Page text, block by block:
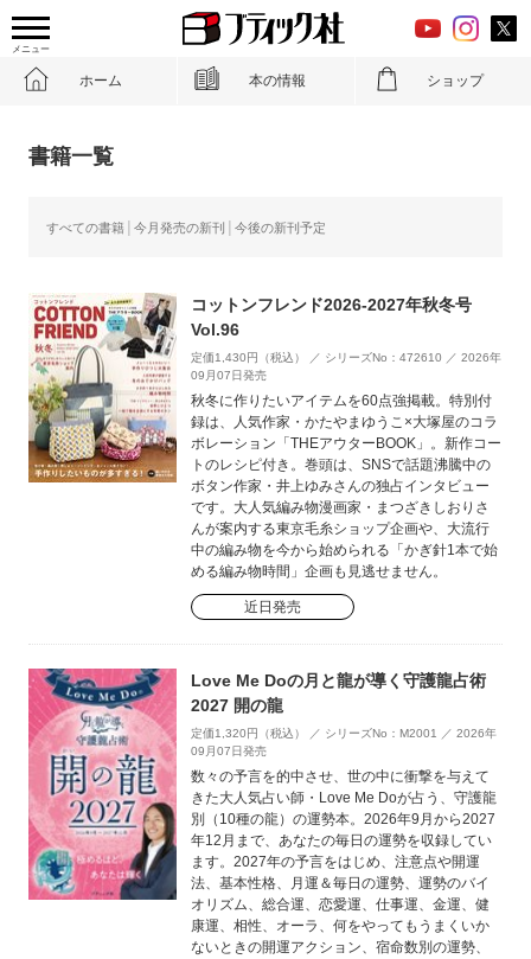
メニュー
ホーム 本の情報 ショップ
書籍一覧
すべての書籍 今月発売の新刊 今後の新刊予定
コットンフレンド2026-2027年秋冬号
Vol.96
定価1,430円（税込） ／ シリーズNo：472610 ／ 2026年
09月07日発売
秋冬に作りたいアイテムを60点強掲載。特別付
録は、人気作家・かたやまゆうこ×大塚屋のコラ
ボレーション「THEアウターBOOK」。新作コー
トのレシピ付き。巻頭は、SNSで話題沸騰中の
ボタン作家・井上ゆみさんの独占インタビュー
です。大人気編み物漫画家・まつざきしおりさ
んが案内する東京毛糸ショップ企画や、大流行
中の編み物を今から始められる「かぎ針1本で始
める編み物時間」企画も見逃せません。
近日発売
Love Me Doの月と龍が導く守護龍占術
2027 開の龍
定価1,320円（税込） ／ シリーズNo：M2001 ／ 2026年
09月07日発売
数々の予言を的中させ、世の中に衝撃を与えて
きた大人気占い師・Love Me Doが占う、守護龍
別（10種の龍）の運勢本。2026年9月から2027
年12月まで、あなたの毎日の運勢を収録してい
ます。2027年の予言をはじめ、注意点や開運
法、基本性格、月運＆毎日の運勢、運勢のバイ
オリズム、総合運、恋愛運、仕事運、金運、健
康運、相性、オーラ、何をやってもうまくいか
ないときの開運アクション、宿命数別の運勢、